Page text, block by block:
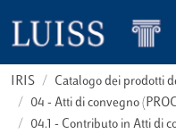
IRIS
Catalogo dei prodotti
04 - Atti di convegno
04.1 - Contributo in Atti di